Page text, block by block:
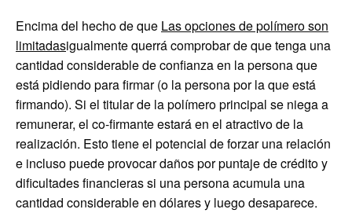
Encima del hecho de que Las opciones de polímero son
limitadasigualmente querrá comprobar de que tenga una
cantidad considerable de confianza en la persona que
está pidiendo para firmar (o la persona por la que está
firmando). Si el titular de la polímero principal se niega a
remunerar, el co-firmante estará en el atractivo de la
realización. Esto tiene el potencial de forzar una relación
e incluso puede provocar daños por puntaje de crédito y
dificultades financieras si una persona acumula una
cantidad considerable en dólares y luego desaparece.